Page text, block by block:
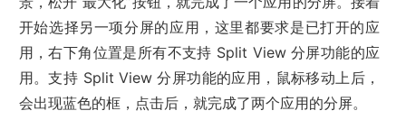
开始选择另一项分屏的应用，这里都要求是已打开的应
用，右下角位置是所有不支持 Split View 分屏功能的应
用。支持 Split View 分屏功能的应用，鼠标移动上后，
会出现蓝色的框，点击后，就完成了两个应用的分屏。